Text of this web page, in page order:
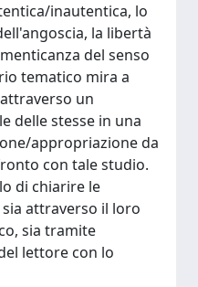
inautentica, lo
la libertà
del senso
tematico mira a
un
delle stesse in una
appropriazione da
con tale studio.
di chiarire le
attraverso il loro
sia tramite
lettore con lo